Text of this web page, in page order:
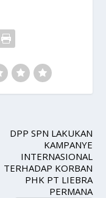
DPP SPN LAKUKAN
KAMPANYE
INTERNASIONAL
TERHADAP KORBAN
PHK PT LIEBRA
PERMANA